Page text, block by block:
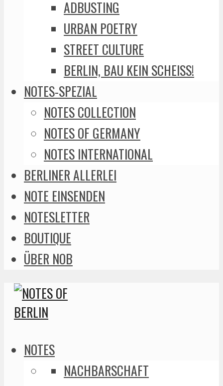
ADBUSTING
URBAN POETRY
STREET CULTURE
BERLIN, BAU KEIN SCHEISS!
NOTES-SPEZIAL
NOTES COLLECTION
NOTES OF GERMANY
NOTES INTERNATIONAL
BERLINER ALLERLEI
NOTE EINSENDEN
NOTESLETTER
BOUTIQUE
ÜBER NOB
NOTES
NACHBARSCHAFT